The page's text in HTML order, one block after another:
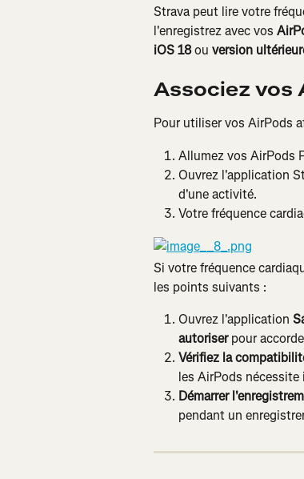
Strava peut lire votre
l'enregistrez avec vos
iOS 18 ou version
Associez vos
Pour utiliser vos AirPods
Allumez vos AirPods
Ouvrez l'application
d'une activité.
Votre fréquence
Si votre fréquence
les points suivants :
Ouvrez l'application
autoriser pour
Vérifiez la
les AirPods
Démarrer
pendant un